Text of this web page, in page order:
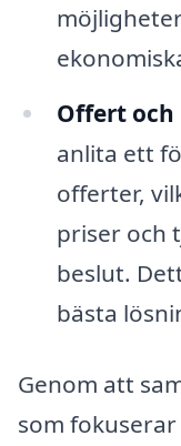
Offert och
anlita ett
offerter,
priser och
beslut.
bästa
Genom att
som fokuserar